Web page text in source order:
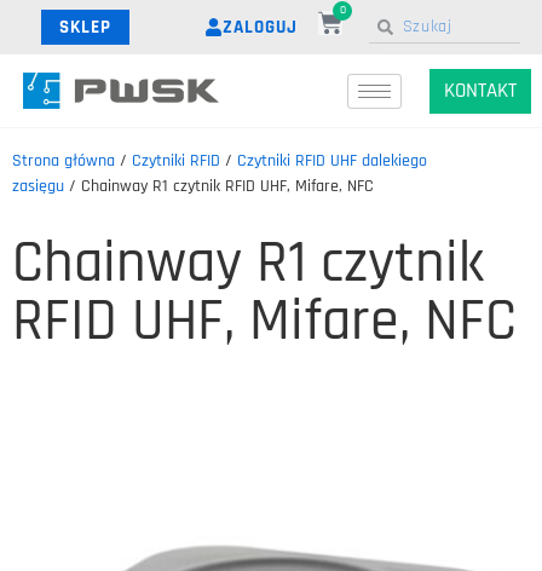
SKLEP ZALOGUJ
0
KONTAKT
Strona główna / Czytniki RFID / Czytniki RFID UHF dalekiego
zasięgu / Chainway R1 czytnik RFID UHF, Mifare, NFC
Chainway R1 czytnik
RFID UHF, Mifare, NFC